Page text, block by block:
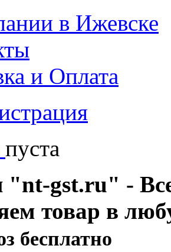
в Ижевске
и Оплата
пуста
gst.ru" -
товар в
бесплатно